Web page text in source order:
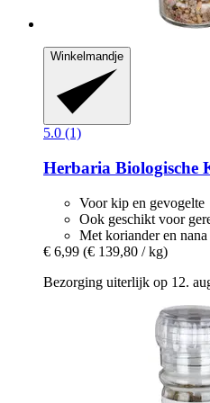
Winkelmandje
5.0 (1)
Herbaria Biologische
Voor kip en gevogelte
Ook geschikt voor
Met koriander en
€ 6,99 (€ 139,80 / kg)
Bezorging uiterlijk op 12.